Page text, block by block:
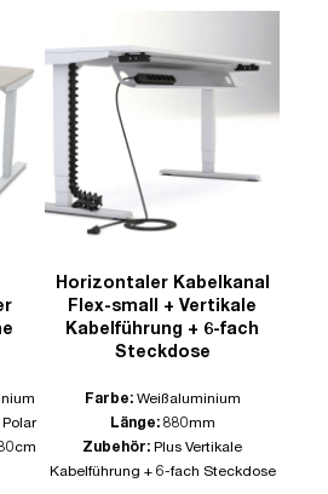
Horizontaler Kabelkanal
Flex-small + Vertikale
Kabelführung + 6-fach
Steckdose
Farbe: Weißaluminium
Länge: 880mm
Zubehör: Plus Vertikale
Kabelführung + 6-fach Steckdose